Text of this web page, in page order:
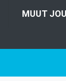
MUUT